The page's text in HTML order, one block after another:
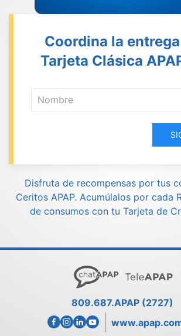
Coordina la
Tarjeta Clásica
Disfruta de recompensas por tus
Ceritos APAP. Acumúlalos por cada
de consumos con tu Tarjeta de
809.687.APAP (2727)